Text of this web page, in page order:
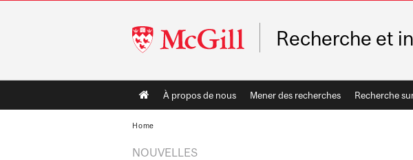
McGill
University
Recherche et
Main
navigation
À propos de nous Mener des recherches Recherche
Home
NOUVELLES